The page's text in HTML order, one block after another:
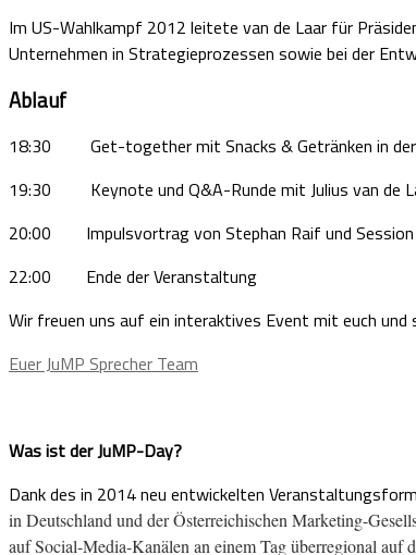
Im US-Wahlkampf 2012 leitete van de Laar für
Unternehmen in Strategieprozessen sowie bei der
Ablauf
18:30 Get-together mit Snacks & Getränken in der
19:30 Keynote und Q&A-Runde mit Julius van de
20:00 Impulsvortrag von Stephan Raif und Session
22:00 Ende der Veranstaltung
Wir freuen uns auf ein interaktives Event mit euch
Euer JuMP Sprecher Team
Was ist der JuMP-Day?
Dank des in 2014 neu entwickelten
in Deutschland und der Österreichischen Marketing-
auf Social-Media-Kanälen an einem Tag überregional auf